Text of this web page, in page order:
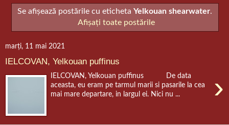
Se afișează postările cu eticheta Yelkouan shearwater.
Afișați toate postările
marți, 11 mai 2021
IELCOVAN, Yelkouan puffinus
›
IELCOVAN, Yelkouan puffinus De data
aceasta, eu eram pe tarmul marii si pasarile la cea
mai mare departare, in largul ei. Nici nu ...